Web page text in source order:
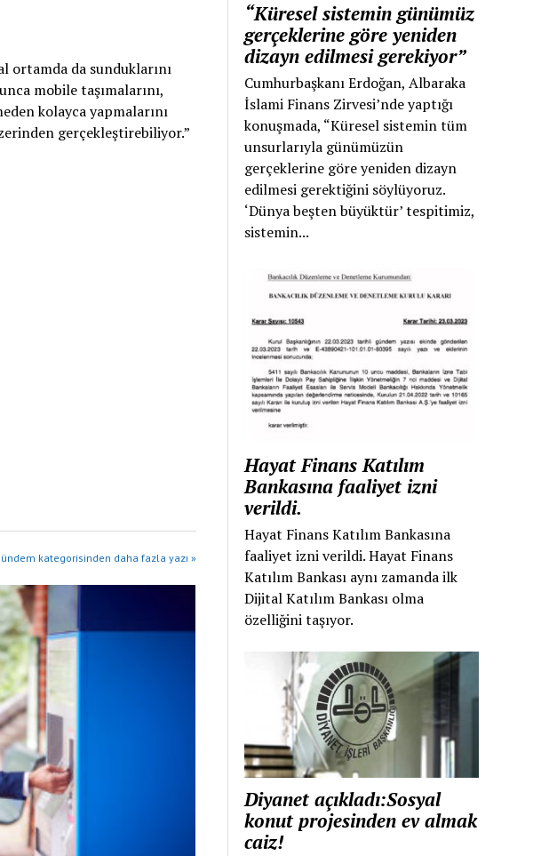
ortamda da sunduklarını
mobile taşımalarını,
kolayca yapmalarını
gerçekleştirebiliyor.”
kategorisinden daha fazla yazı »
“Küresel sistemin günümüz
gerçeklerine göre yeniden
dizayn edilmesi gerekiyor”
Cumhurbaşkanı Erdoğan, Albaraka
İslami Finans Zirvesi’nde yaptığı
konuşmada, “Küresel sistemin tüm
unsurlarıyla günümüzün
gerçeklerine göre yeniden dizayn
edilmesi gerektiğini söylüyoruz.
‘Dünya beşten büyüktür’ tespitimiz,
sistemin...
Hayat Finans Katılım
Bankasına faaliyet izni
verildi.
Hayat Finans Katılım Bankasına
faaliyet izni verildi. Hayat Finans
Katılım Bankası aynı zamanda ilk
Dijital Katılım Bankası olma
özelliğini taşıyor.
Diyanet açıkladı:Sosyal
konut projesinden ev almak
caiz!